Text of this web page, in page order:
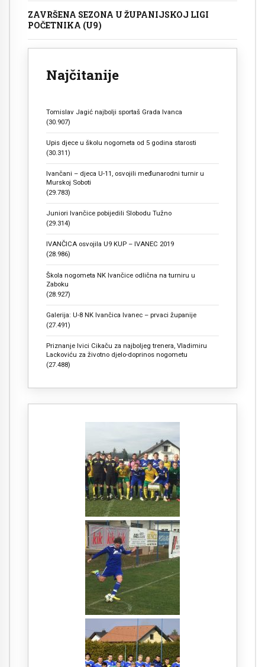
ZAVRŠENA SEZONA U ŽUPANIJSKOJ LIGI
POČETNIKA (U9)
Najčitanije
Tomislav Jagić najbolji sportaš Grada Ivanca
(30.907)
Upis djece u školu nogometa od 5 godina starosti
(30.311)
Ivančani – djeca U-11, osvojili međunarodni turnir u
Murskoj Soboti
(29.783)
Juniori Ivančice pobijedili Slobodu Tužno
(29.314)
IVANČICA osvojila U9 KUP – IVANEC 2019
(28.986)
Škola nogometa NK Ivančice odlična na turniru u
Zaboku
(28.927)
Galerija: U-8 NK Ivančica Ivanec – prvaci županije
(27.491)
Priznanje Ivici Cikaču za najboljeg trenera, Vladimiru
Lackoviću za životno djelo-doprinos nogometu
(27.488)